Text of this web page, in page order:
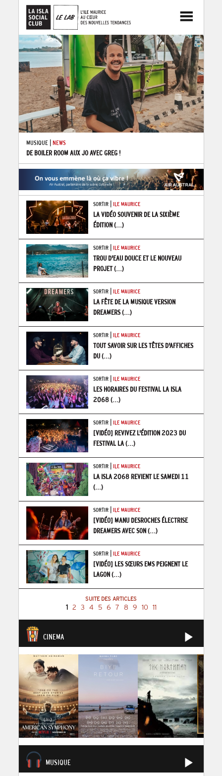
MUSIQUE| NEWS
DE BOILER ROOM AUX JO AVEC GREG !
SORTIR| ILE MAURICE
LA VIDÉO SOUVENIR DE LA SIXIÈME
ÉDITION(...)
SORTIR| ILE MAURICE
TROU D'EAU DOUCE ET LE NOUVEAU
PROJET(...)
SORTIR| ILE MAURICE
LA FÊTE DE LA MUSIQUE VERSION
DREAMERS(...)
SORTIR| ILE MAURICE
TOUT SAVOIR SUR LES TÊTES D'AFFICHES
DU(...)
SORTIR| ILE MAURICE
LES HORAIRES DU FESTIVAL LA ISLA
2068(...)
SORTIR| ILE MAURICE
[VIDÉO] REVIVEZ L'ÉDITION 2023 DU
FESTIVAL LA(...)
SORTIR| ILE MAURICE
LA ISLA 2068 REVIENT LE SAMEDI 11
(...)
SORTIR| ILE MAURICE
[VIDÉO] MANU DESROCHES ÉLECTRISE
DREAMERS AVEC SON(...)
SORTIR| ILE MAURICE
[VIDÉO] LES SŒURS EMS PEIGNENT LE
LAGON(...)
SUITE DES ARTICLES
1 2 3 4 5 6 7 8 9 10 11
CINEMA
MUSIQUE